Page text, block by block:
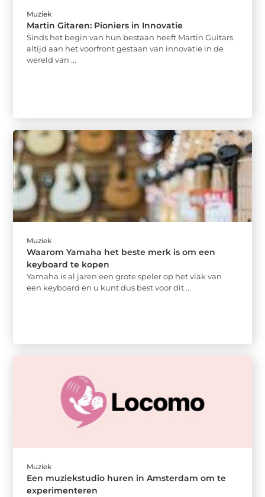
Muziek
Martin Gitaren: Pioniers in Innovatie
Sinds het begin van hun bestaan heeft Martin Guitars
altijd aan het voorfront gestaan van innovatie in de
wereld van ...
Muziek
Waarom Yamaha het beste merk is om een
keyboard te kopen
Yamaha is al jaren een grote speler op het vlak van
een keyboard en u kunt dus best voor dit ...
Muziek
Een muziekstudio huren in Amsterdam om te
experimenteren